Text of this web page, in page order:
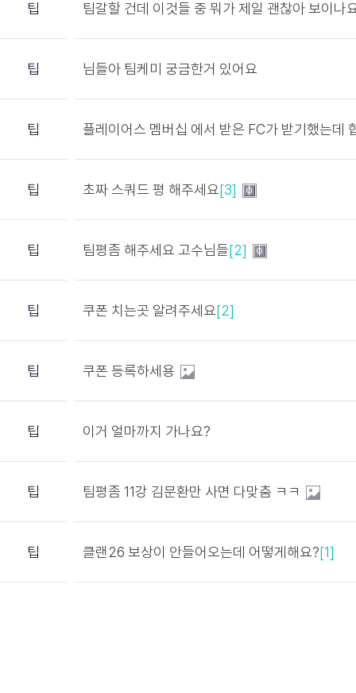
팁 팀갈할 건데 이것들 중 뭐가 제일 괜찮아 보이나
팁 님들아 팀케미 궁금한거 있어요
팁 플레이어스 멤버십 에서 받은 FC가 받기했는데
팁 초짜 스쿼드 평 해주세요[3]
팁 팀평좀 해주세요 고수님들[2]
팁 쿠폰 치는곳 알려주세요[2]
팁 쿠폰 등록하세용
팁 이거 얼마까지 가나요?
팁 팀평좀 11강 김문환만 사면 다맞춤 ㅋㅋ
팁 클랜26 보상이 안들어오는데 어떻게해요?[1]